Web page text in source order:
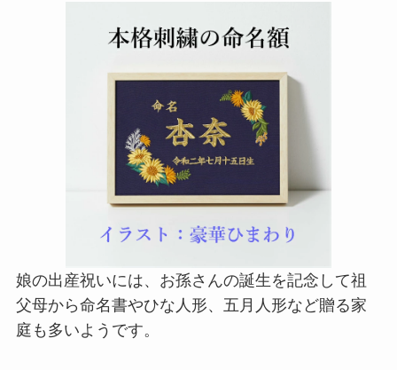
娘の出産祝いには、お孫さんの誕生を記念して祖
父母から命名書やひな人形、五月人形など贈る家
庭も多いようです。